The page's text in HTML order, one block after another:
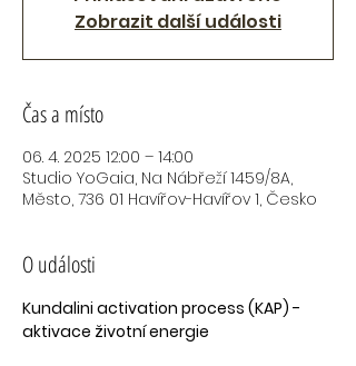
Zobrazit další události
Čas a místo
06. 4. 2025 12:00 – 14:00
Studio YoGaia, Na Nábřeží 1459/8A,
Město, 736 01 Havířov-Havířov 1, Česko
O události
Kundalini activation process (KAP) -
aktivace životní energie